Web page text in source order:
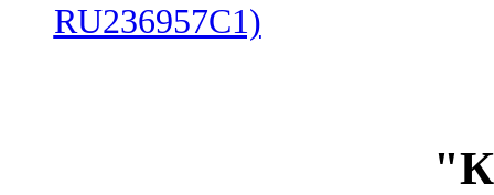
RU236957C1)